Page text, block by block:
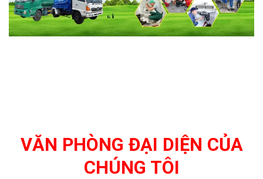
VĂN PHÒNG ĐẠI DIỆN CỦA
CHÚNG TÔI